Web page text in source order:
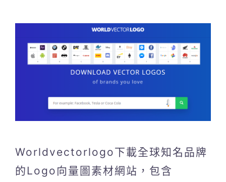
Worldvectorlogo下載全球知名品牌
的Logo向量圖素材網站，包含